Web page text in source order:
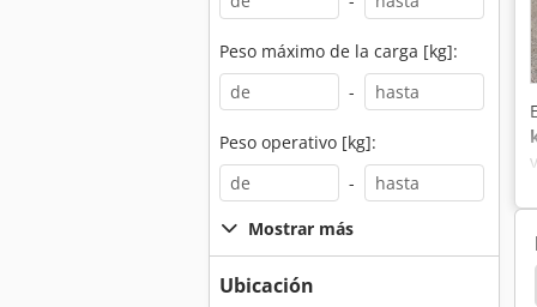
Peso máximo de la carga [kg]:
-
Peso operativo [kg]:
-
Mostrar más
Ubicación
Fiat 7090 Fiat 640